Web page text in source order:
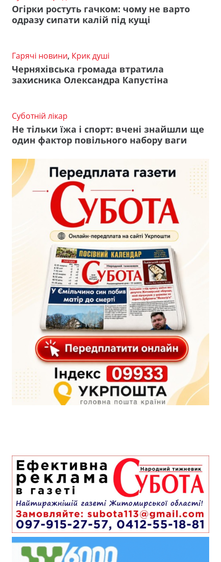
Огірки ростуть гачком: чому не варто
одразу сипати калій під кущі
Гарячі новини, Крик душі
Черняхівська громада втратила
захисника Олександра Капустіна
Суботній лікар
Не тільки їжа і спорт: вчені знайшли ще
один фактор повільного набору ваги